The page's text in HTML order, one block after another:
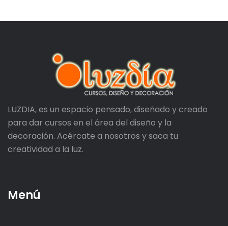
LUZDIA, es un espacio pensado, diseñado y creado
para dar cursos en el área del diseño y la
decoración. Acércate a nosotros y saca tu
creatividad a la luz.
Menú